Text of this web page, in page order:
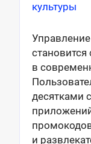
культуры
в
десятками
и